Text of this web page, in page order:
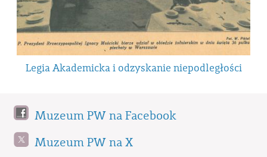
Legia Akademicka i odzyskanie niepodległości
Muzeum PW na Facebook
Muzeum PW na X